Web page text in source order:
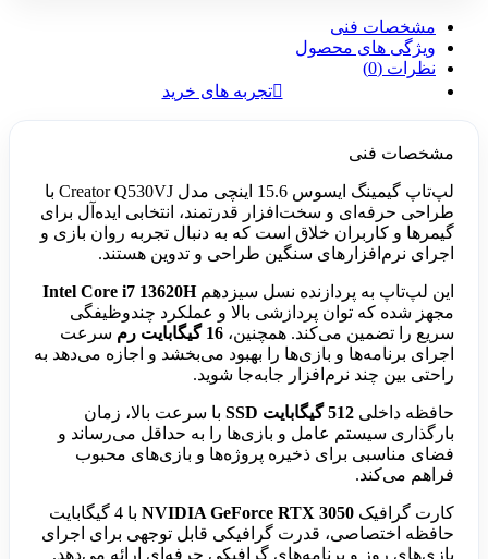
مشخصات فنی
ویژگی های محصول
نظرات (0)
تجربه های خرید
مشخصات فنی
لپ‌تاپ گیمینگ ایسوس 15.6 اینچی مدل Creator Q530VJ با
طراحی حرفه‌ای و سخت‌افزار قدرتمند، انتخابی ایده‌آل برای
گیمرها و کاربران خلاق است که به دنبال تجربه روان بازی و
اجرای نرم‌افزارهای سنگین طراحی و تدوین هستند.
این لپ‌تاپ به پردازنده نسل سیزدهمIntel Core i7 13620H
مجهز شده که توان پردازشی بالا و عملکرد چندوظیفگی
سریع را تضمین می‌کند. همچنین، 16 گیگابایت رم
سرعت
اجرای برنامه‌ها و بازی‌ها را بهبود می‌بخشد و اجازه می‌دهد به
راحتی بین چند نرم‌افزار جابه‌جا شوید.
حافظه داخلی 512 گیگابایت SSD
با سرعت بالا، زمان
بارگذاری سیستم عامل و بازی‌ها را به حداقل می‌رساند و
فضای مناسبی برای ذخیره پروژه‌ها و بازی‌های محبوب
فراهم می‌کند.
کارت گرافیک NVIDIA GeForce RTX 3050
با 4 گیگابایت
حافظه اختصاصی، قدرت گرافیکی قابل توجهی برای اجرای
بازی‌های روز و برنامه‌های گرافیکی حرفه‌ای ارائه می‌دهد.